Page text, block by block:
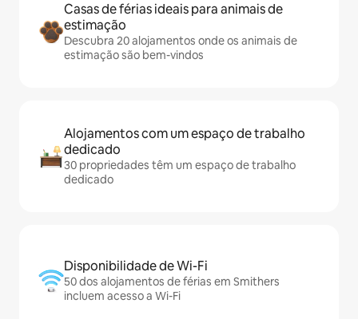
Casas de férias ideais para animais de
estimação
Descubra 20 alojamentos onde os animais de
estimação são bem-vindos
Alojamentos com um espaço de trabalho
dedicado
30 propriedades têm um espaço de trabalho
dedicado
Disponibilidade de Wi-Fi
50 dos alojamentos de férias em Smithers
incluem acesso a Wi-Fi